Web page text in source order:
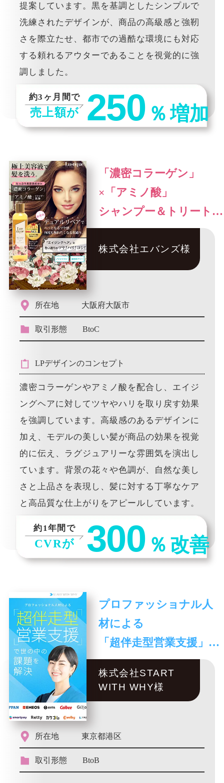
提案しています。黒を基調としたシンプルで
洗練されたデザインが、商品の高級感と強靭
さを際立たせ、都市での過酷な環境にも対応
する頼れるアウターであることを視覚的に強
調しました。
約3ヶ月間で
売上額が 250 ％ 増加
「濃密コラーゲン」
×「アミノ酸」
シャンプー＆トリートメ
ント
株式会社エバンズ様
所在地 大阪府大阪市
取引形態 BtoC
LPデザインのコンセプト
濃密コラーゲンやアミノ酸を配合し、エイジ
ングヘアに対してツヤやハリを取り戻す効果
を強調しています。高級感のあるデザインに
加え、モデルの美しい髪が商品の効果を視覚
的に伝え、ラグジュアリーな雰囲気を演出し
ています。背景の花々や色調が、自然な美し
さと上品さを表現し、髪に対する丁寧なケア
と高品質な仕上がりをアピールしています。
約1年間で
CVRが 300 ％ 改善
プロファッショナル人
材による
「超伴走型営業支援」サ
ービス
株式会社START
WITH WHY様
所在地 東京都港区
取引形態 BtoB